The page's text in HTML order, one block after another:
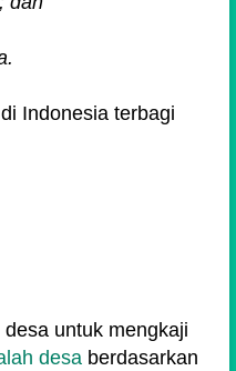
Indonesia terbagi
untuk mengkaji
desa berdasarkan